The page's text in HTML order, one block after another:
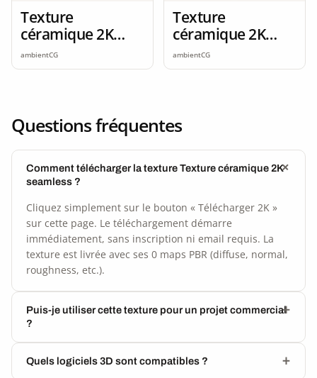
Texture
céramique 2K
seamless
ambientCG
Texture
céramique 2K
seamless
ambientCG
Questions fréquentes
Comment télécharger la texture Texture céramique 2K
seamless ?
Cliquez simplement sur le bouton « Télécharger 2K »
sur cette page. Le téléchargement démarre
immédiatement, sans inscription ni email requis. La
texture est livrée avec ses 0 maps PBR (diffuse, normal,
roughness, etc.).
Puis-je utiliser cette texture pour un projet commercial
?
Quels logiciels 3D sont compatibles ?